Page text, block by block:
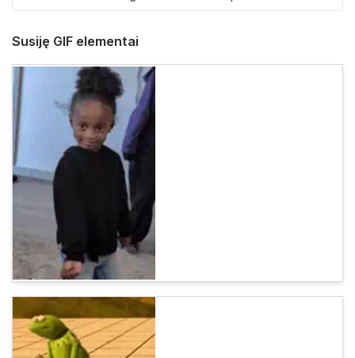
Susiję GIF elementai